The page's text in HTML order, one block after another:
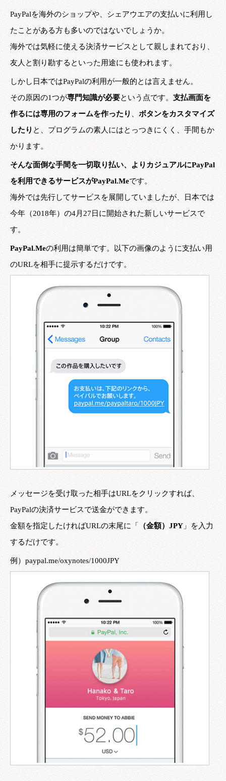
PayPalを海外のショップや、シェアウエアの支払いに利用し
たことがある方も多いのではないでしょうか。
海外では気軽に使える決済サービスとして親しまれており、
友人と割り勘するといった用途にも使われます。
しかし日本ではPayPalの利用が一般的とは言えません。
その原因の1つが専門知識が必要という点です。 支払画面を
作るには専用のフォームを作ったり 、 ボタンをカスタマイズ
したり と、プログラムの素人にはとっつきにくく、手間もか
かります。
そんな面倒な手間を一切取り払い、よりカジュアルにPayPal
を利用できるサービスがPayPal.Meです。
海外では先行してサービスを展開していましたが、日本では
今年（2018年）の4月27日に開始された新しいサービスで
す。
PayPal.Meの利用は簡単です。以下の画像のように支払い用
のURLを相手に提示するだけです。
メッセージを受け取った相手はURLをクリックすれば、
PayPalの決済サービスで送金ができます。
金額を指定したければURLの末尾に「
（金額）JPY 」を入力
するだけです。
例）paypal.me/oxynotes/1000JPY